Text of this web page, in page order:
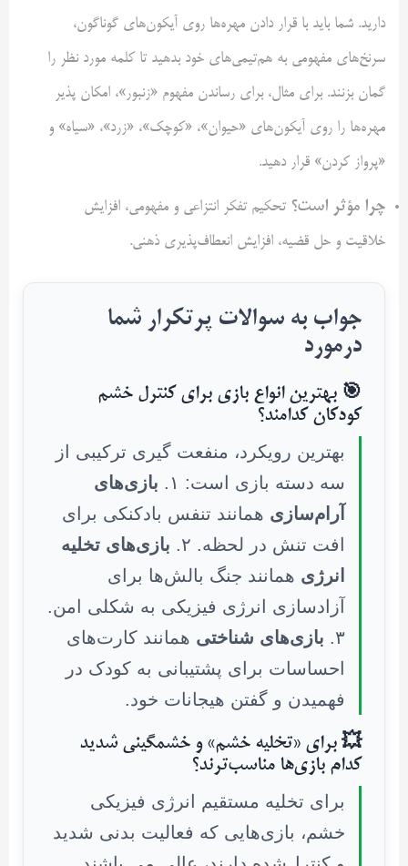
دارید. شما باید با قرار دادن مهره‌ها روی آیکون‌های گوناگون،
سرنخ‌های مفهومی به هم‌تیمی‌های خود بدهید تا کلمه مورد نظر را
گمان بزنند. برای مثال، برای رساندن مفهوم «زنبور»، امکان پذیر
مهره‌ها را روی آیکون‌های «حیوان»، «کوچک»، «زرد»، «سیاه» و
«پرواز کردن» قرار دهید.
چرا مؤثر است؟ تحکیم تفکر انتزاعی و مفهومی، افزایش
خلاقیت و حل قضیه، افزایش انعطاف‌پذیری ذهنی.
جواب به سوالات پرتکرار شما
درمورد
🎯 بهترین انواع بازی برای کنترل خشم
کودکان کدامند؟
بهترین رویکرد، منفعت گیری ترکیبی از
سه دسته بازی است: ۱.
بازی‌های
آرام‌سازی همانند تنفس بادکنکی برای
افت تنش در لحظه. ۲.
بازی‌های تخلیه
انرژی همانند جنگ بالش‌ها برای
آزادسازی انرژی فیزیکی به شکلی امن.
۳.
بازی‌های شناختی همانند کارت‌های
احساسات برای پشتیبانی به کودک در
فهمیدن و گفتن هیجانات خود.
💥 برای «تخلیه خشم» و خشمگینی شدید
کدام بازی‌ها مناسب‌ترند؟
برای تخلیه مستقیم انرژی فیزیکی
خشم، بازی‌هایی که فعالیت بدنی شدید